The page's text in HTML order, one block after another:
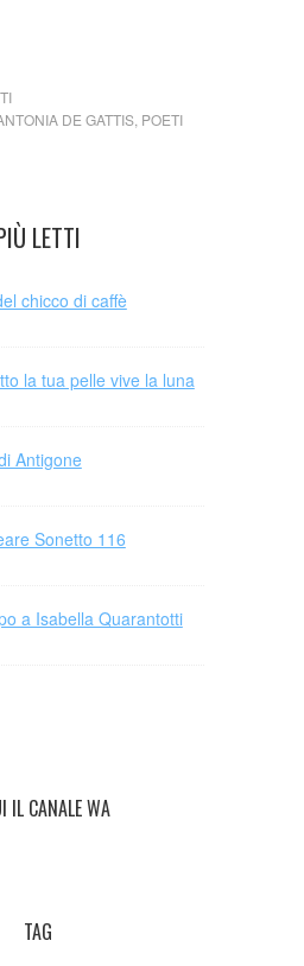
DE GATTIS, POETI
LETTI
chicco di caffè
la tua pelle vive la luna
Antigone
Sonetto 116
a Isabella Quarantotti
IL CANALE WA
TAG